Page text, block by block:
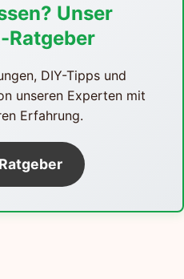
Unser
Ratgeber
DIY-Tipps und
unseren Experten mit
Erfahrung.